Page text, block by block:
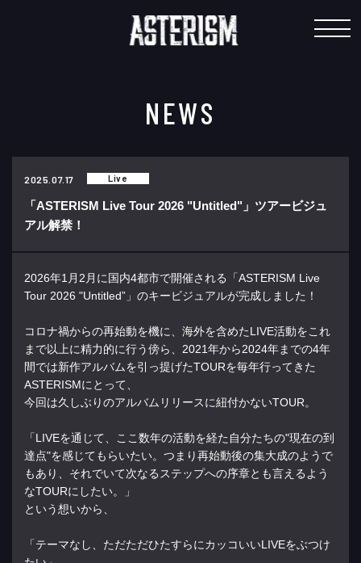
NEWS
2025.07.17 Live
「ASTERISM Live Tour 2026 "Untitled"」ツアービジュ
アル解禁！
2026年1月2月に国内4都市で開催される「ASTERISM Live
Tour 2026 "Untitled”」のキービジュアルが完成しました！
コロナ禍からの再始動を機に、海外を含めたLIVE活動をこれ
まで以上に精力的に行う傍ら、2021年から2024年までの4年
間では新作アルバムを引っ提げたTOURを毎年行ってきた
ASTERISMにとって、
今回は久しぶりのアルバムリリースに紐付かないTOUR。
「LIVEを通じて、ここ数年の活動を経た自分たちの"現在の到
達点"を感じてもらいたい。つまり再始動後の集大成のようで
もあり、それでいて次なるステップへの序章とも言えるよう
なTOURにしたい。」
という想いから、
「テーマなし、ただただひたすらにカッコいいLIVEをぶつけ